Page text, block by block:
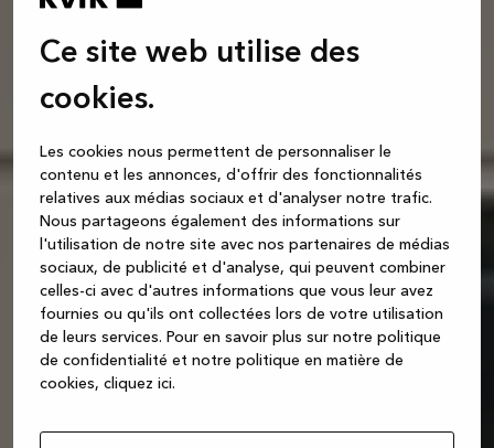
Ce site web utilise des
cookies.
Les cookies nous permettent de personnaliser le
contenu et les annonces, d'offrir des fonctionnalités
relatives aux médias sociaux et d'analyser notre trafic.
Nous partageons également des informations sur
l'utilisation de notre site avec nos partenaires de médias
sociaux, de publicité et d'analyse, qui peuvent combiner
celles-ci avec d'autres informations que vous leur avez
fournies ou qu'ils ont collectées lors de votre utilisation
de leurs services. Pour en savoir plus sur notre politique
de confidentialité et notre politique en matière de
cookies, cliquez ici.